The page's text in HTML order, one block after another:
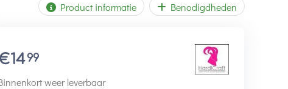
Product informatie Benodigdheden
1499
weer leverbaar